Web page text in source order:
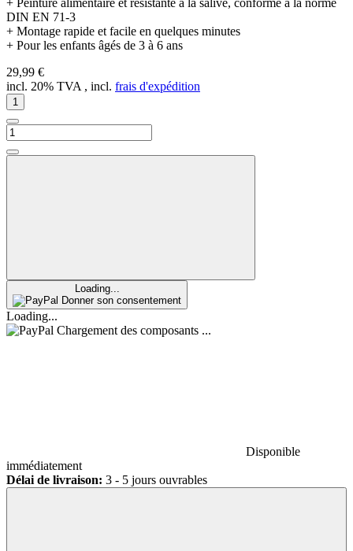
+ Peinture alimentaire et résistante à la salive, conforme à la norme
DIN EN 71-3
+ Montage rapide et facile en quelques minutes
+ Pour les enfants âgés de 3 à 6 ans
29,99 €
incl. 20% TVA , incl. frais d'expédition
Loading...
Donner son consentement
Loading...
Chargement des composants ...
Disponible
immédiatement
Délai de livraison: 3 - 5 jours ouvrables